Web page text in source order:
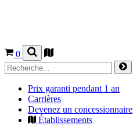
0
Prix garanti pendant 1 an
Carrières
Devenez un concessionnaire
Établissements